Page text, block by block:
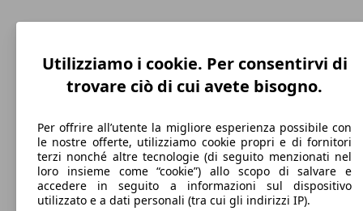
193 km/h
Velocità massima
Utilizziamo i cookie. Per consentirvi di
trovare ciò di cui avete bisogno.
Per offrire all’utente la migliore esperienza possibile con
le nostre offerte, utilizziamo cookie propri e di fornitori
terzi nonché altre tecnologie (di seguito menzionati nel
loro insieme come “cookie”) allo scopo di salvare e
accedere in seguito a informazioni sul dispositivo
utilizzato e a dati personali (tra cui gli indirizzi IP).